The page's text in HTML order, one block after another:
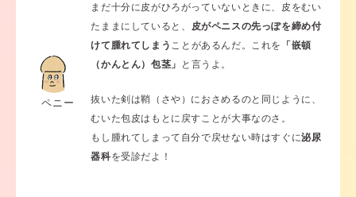
ペニー
まだ十分に皮がひろがっていないときに、皮をむい
たままにしていると、 皮がペニスの先っぽを締め付
けて腫れてしまう ことがあるんだ。これを 「嵌頓
（かんとん）包茎」 と言うよ。
抜いた剣は鞘（さや）におさめるのと同じように、
むいた包皮はもとに戻すことが大事なのさ。
もし腫れてしまって自分で戻せない時はすぐに泌尿
器科を受診だよ！